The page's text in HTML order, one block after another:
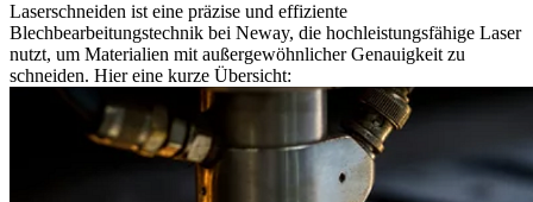
Laserschneiden ist eine präzise und effiziente
Blechbearbeitungstechnik bei Neway, die hochleistungsfähige Laser
nutzt, um Materialien mit außergewöhnlicher Genauigkeit zu
schneiden. Hier eine kurze Übersicht: